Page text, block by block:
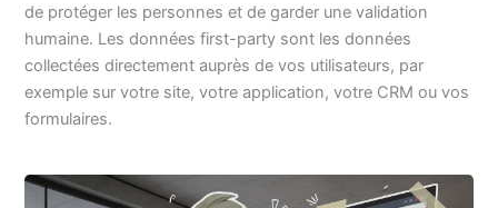
de protéger les personnes et de garder une validation
humaine. Les données first-party sont les données
collectées directement auprès de vos utilisateurs, par
exemple sur votre site, votre application, votre CRM ou vos
formulaires.